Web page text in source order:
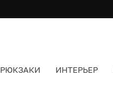
РЮКЗАКИ ИНТЕРЬЕР